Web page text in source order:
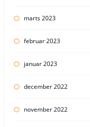
marts 2023
februar 2023
januar 2023
december 2022
november 2022